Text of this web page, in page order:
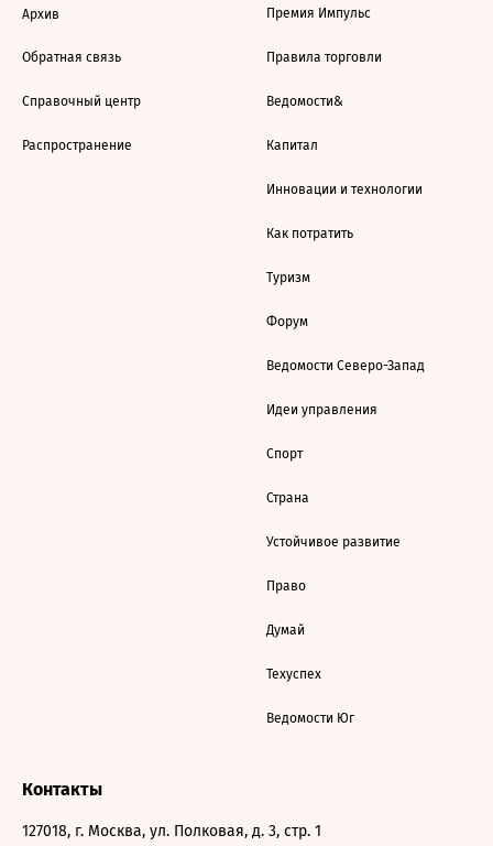
Архив
Обратная связь
Справочный центр
Распространение
Премия Импульс
Правила торговли
Ведомости&
Капитал
Инновации и технологии
Как потратить
Туризм
Форум
Ведомости Северо-Запад
Идеи управления
Спорт
Страна
Устойчивое развитие
Право
Думай
Техуспех
Ведомости Юг
Контакты
127018, г. Москва, ул. Полковая, д. 3, стр. 1